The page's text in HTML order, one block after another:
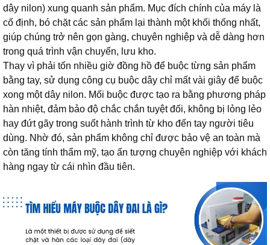
dây nilon) xung quanh sản phẩm. Mục đích chính của máy là
cố định, bó chặt các sản phẩm lại thành một khối thống nhất,
giúp chúng trở nên gọn gàng, chuyên nghiệp và dễ dàng hơn
trong quá trình vận chuyển, lưu kho.
Thay vì phải tốn nhiều giờ đồng hồ để buộc từng sản phẩm
bằng tay, sử dụng công cụ buộc dây chỉ mất vài giây để buộc
xong một dây nilon. Mối buộc được tạo ra bằng phương pháp
hàn nhiệt, đảm bảo độ chắc chắn tuyệt đối, không bị lỏng lẻo
hay đứt gãy trong suốt hành trình từ kho đến tay người tiêu
dùng. Nhờ đó, sản phẩm không chỉ được bảo vệ an toàn mà
còn tăng tính thẩm mỹ, tạo ấn tượng chuyên nghiệp với khách
hàng ngay từ cái nhìn đầu tiên.